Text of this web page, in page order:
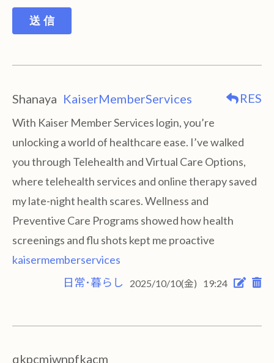
送 信
Shanaya KaiserMemberServices RES
With Kaiser Member Services login, you’re
unlocking a world of healthcare ease. I’ve walked
you through Telehealth and Virtual Care Options,
where telehealth services and online therapy saved
my late-night health scares. Wellness and
Preventive Care Programs showed how health
screenings and flu shots kept me proactive
kaisermemberservices
日常･暮らし
2025/10/10(金) 19:24
qkpcmjwnpfkacm